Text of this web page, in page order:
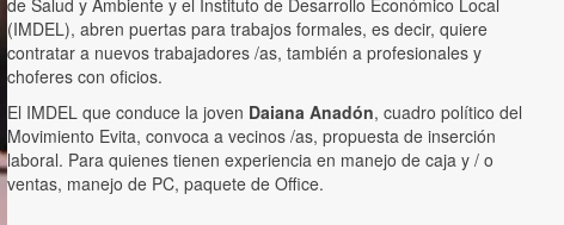
de Salud y Ambiente y el Instituto de Desarrollo Económico Local
(IMDEL), abren puertas para trabajos formales, es decir, quiere
contratar a nuevos trabajadores /as, también a profesionales y
choferes con oficios.
El IMDEL que conduce la joven Daiana Anadón, cuadro político del
Movimiento Evita, convoca a vecinos /as, propuesta de inserción
laboral. Para quienes tienen experiencia en manejo de caja y / o
ventas, manejo de PC, paquete de Office.